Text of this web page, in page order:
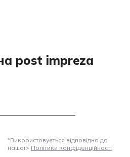
post impreza
*Використовується відповідно до
нашої> Політики конфіденційності